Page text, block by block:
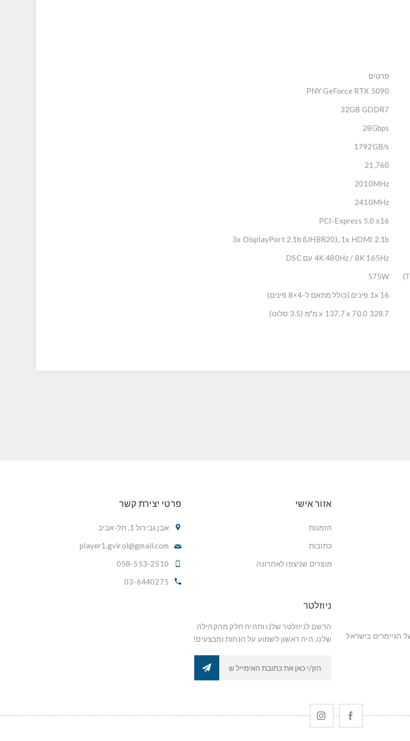
פרטים
PNY GeForce RTX 5090
32GB GDDR7
28Gbps
1792GB/s
21,760
2010MHz
2410MHz
PCI-Express 5.0 x16
3x DisplayPort 2.1b (UHBR20), 1x HDMI 2.1b
4K 480Hz / 8K 165Hz עם DSC
575W
1x 16 פינים (כולל מתאם ל-4×8 פינים)
328.7 x 137.7 x 70.0 מ"מ (3.5 סלוט)
אזור אישי
הזמנות
כתובות
מוצרים שניצפו לאחרונה
פרטי יצירת קשר
אבן גבירול 1, תל-אביב
player1.gvirol@gmail.com
058-553-2510
03-6440275
ניוזלטר
הרשם לניוזלטר שלנו ותהיה חלק מהקהילה
שלנו. היה ראשון לשמוע על הנחות ומבצעים!